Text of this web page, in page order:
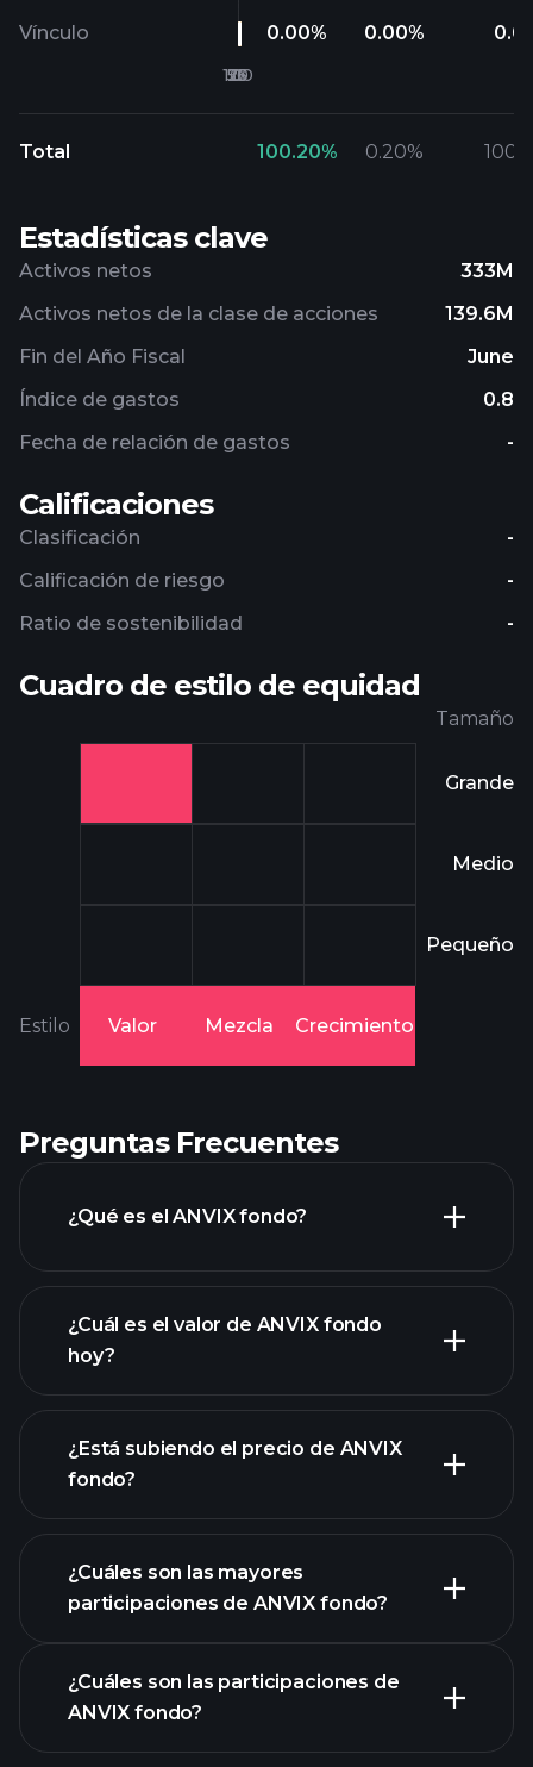
Estadísticas clave
Activos netos
333M
Activos netos de la clase de acciones
139.6M
Fin del Año Fiscal
June
Índice de gastos
0.8
Fecha de relación de gastos
-
Vínculo 0.00% 0.00%
Total 100.20% 0.20%
Calificaciones
Clasificación
-
Calificación de riesgo
-
Ratio de sostenibilidad
-
Cuadro de estilo de equidad
Tamaño
Grande
Medio
Pequeño
Estilo Valor Mezcla Crecimiento
Preguntas Frecuentes
¿Qué es el ANVIX fondo?
¿Cuál es el valor de ANVIX fondo
hoy?
gráfico avanzado
¿Está subiendo el precio de ANVIX
fondo?
¿Cuáles son las mayores
participaciones de ANVIX fondo?
¿Cuáles son las participaciones de
ANVIX fondo?